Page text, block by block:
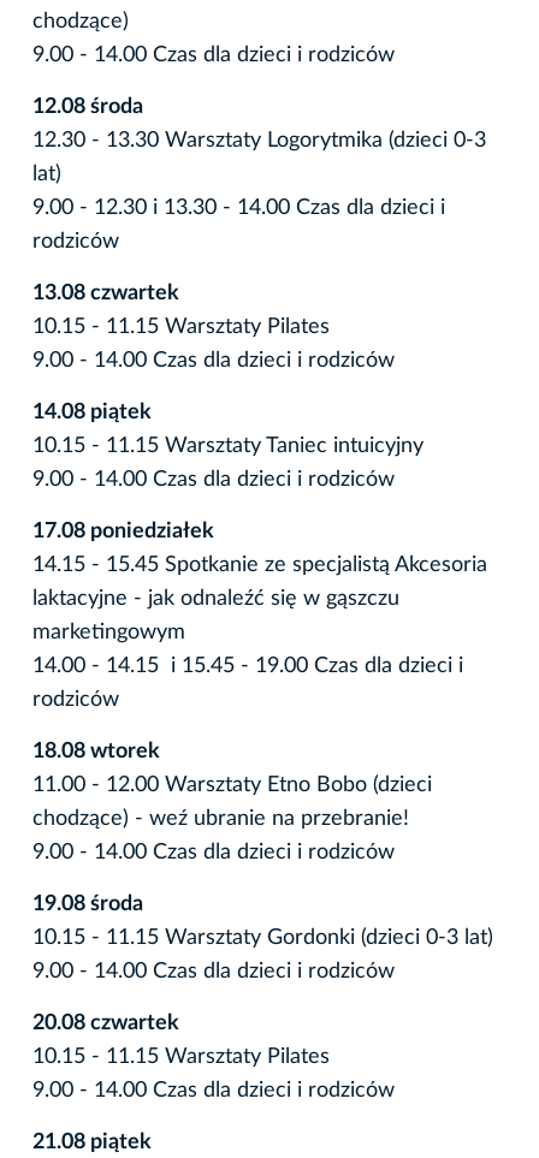
chodzące)
9.00 - 14.00 Czas dla dzieci i rodziców
12.08 środa
12.30 - 13.30 Warsztaty Logorytmika (dzieci 0-3
lat)
9.00 - 12.30 i 13.30 - 14.00 Czas dla dzieci i
rodziców
13.08 czwartek
10.15 - 11.15 Warsztaty Pilates
9.00 - 14.00 Czas dla dzieci i rodziców
14.08 piątek
10.15 - 11.15 Warsztaty Taniec intuicyjny
9.00 - 14.00 Czas dla dzieci i rodziców
17.08 poniedziałek
14.15 - 15.45 Spotkanie ze specjalistą Akcesoria
laktacyjne - jak odnaleźć się w gąszczu
marketingowym
14.00 - 14.15 i 15.45 - 19.00 Czas dla dzieci i
rodziców
18.08 wtorek
11.00 - 12.00 Warsztaty Etno Bobo (dzieci
chodzące) - weź ubranie na przebranie!
9.00 - 14.00 Czas dla dzieci i rodziców
19.08 środa
10.15 - 11.15 Warsztaty Gordonki (dzieci 0-3 lat)
9.00 - 14.00 Czas dla dzieci i rodziców
20.08 czwartek
10.15 - 11.15 Warsztaty Pilates
9.00 - 14.00 Czas dla dzieci i rodziców
21.08 piątek